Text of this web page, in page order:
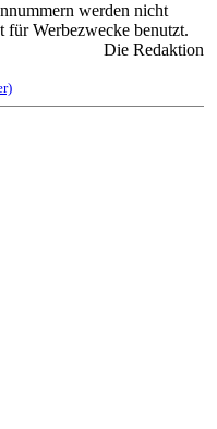
werden nicht
für Werbezwecke benutzt.
Die Redaktion